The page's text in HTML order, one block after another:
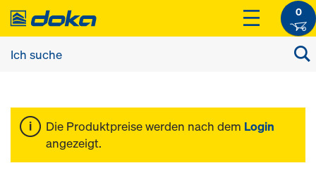
0
Die Produktpreise werden nach dem Login
angezeigt.